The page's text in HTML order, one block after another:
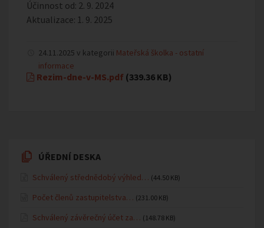
Účinnost od: 2. 9. 2024
Aktualizace: 1. 9. 2025
24.11.2025 v kategorii Mateřská školka - ostatní
informace
Rezim-dne-v-MS.pdf (339.36 KB)
ÚŘEDNÍ DESKA
Schválený střednědobý výhled… (44.50 KB)
Počet členů zastupitelstva… (231.00 KB)
Schválený závěrečný účet za… (148.78 KB)